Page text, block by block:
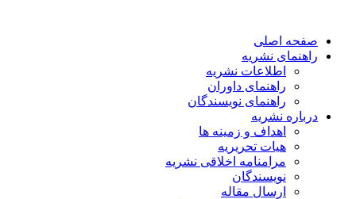
صفحه اصلی
راهنمای نشریه
اطلاعات نشریه
راهنمای داوران
راهنمای نویسندگان
درباره نشریه
اهداف و زمینه ها
هیات تحریریه
مرامنامه اخلاقی نشریه
نویسندگان
ارسال مقاله